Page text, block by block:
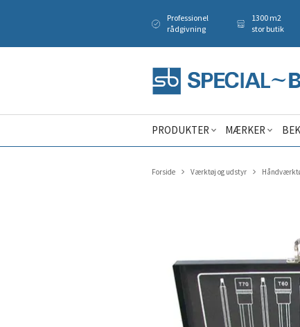
Professionel
rådgivning
1300 m2
stor butik
PRODUKTER MÆRKER
Forside Værktøj og udstyr